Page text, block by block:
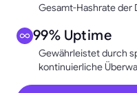
Gesamt-Hashrate der
99% Uptime
Gewährleistet durch
kontinuierliche